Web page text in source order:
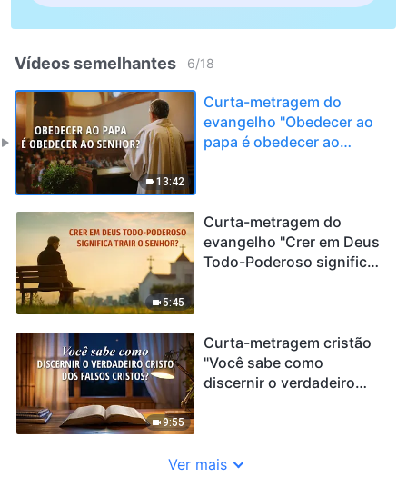
Vídeos semelhantes 6/18
13:42
Curta-metragem do
evangelho "Obedecer ao
papa é obedecer ao
5:45
Curta-metragem do
evangelho "Crer em Deus
Todo-Poderoso significa
9:55
Curta-metragem cristão
"Você sabe como
discernir o verdadeiro
Ver mais